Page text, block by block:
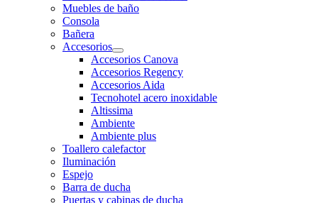
Muebles de baño
Consola
Bañera
Accesorios
Accesorios Canova
Accesorios Regency
Accesorios Aida
Tecnohotel acero inoxidable
Altissima
Ambiente
Ambiente plus
Toallero calefactor
Iluminación
Espejo
Barra de ducha
Puertas y cabinas de ducha